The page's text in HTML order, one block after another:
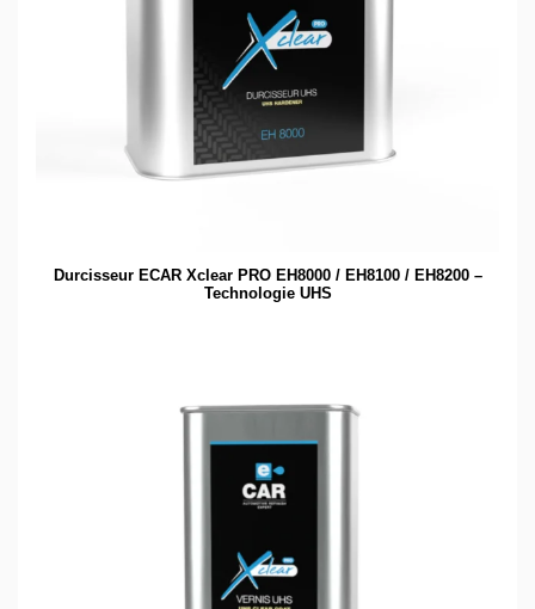
Durcisseur ECAR Xclear PRO EH8000 / EH8100 / EH8200 –
Technologie UHS